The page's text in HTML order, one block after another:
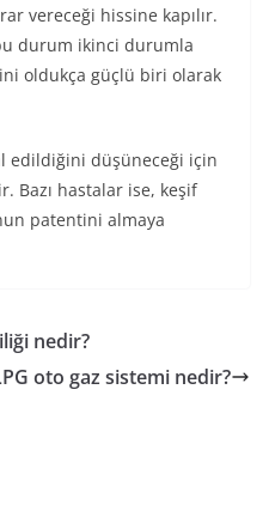
vereceği hissine kapılır.
durum ikinci durumla
oldukça güçlü biri olarak
edildiğini düşüneceği için
Bazı hastalar ise, keşif
patentini almaya
nedir?
oto gaz sistemi nedir?